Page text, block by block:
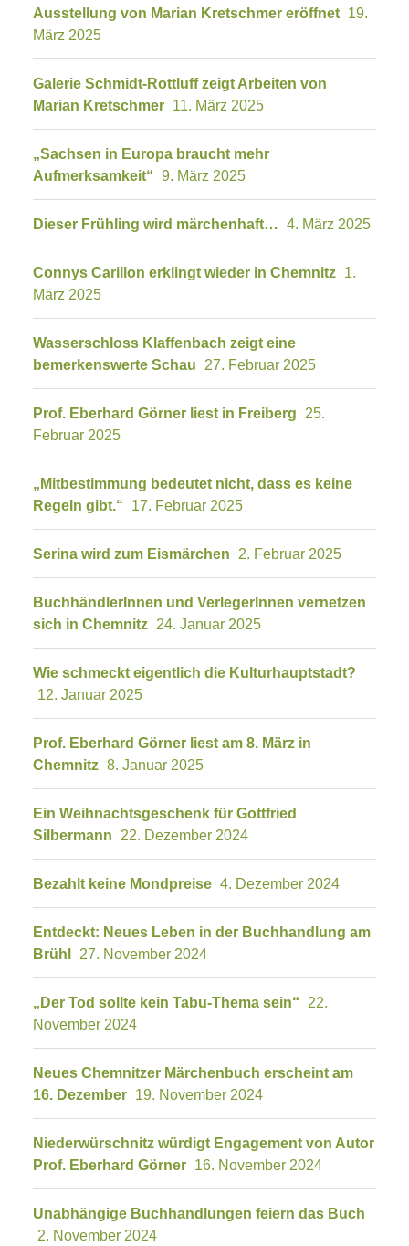
Ausstellung von Marian Kretschmer eröffnet 19.
März 2025
Galerie Schmidt-Rottluff zeigt Arbeiten von
Marian Kretschmer 11. März 2025
„Sachsen in Europa braucht mehr
Aufmerksamkeit“ 9. März 2025
Dieser Frühling wird märchenhaft… 4. März 2025
Connys Carillon erklingt wieder in Chemnitz 1.
März 2025
Wasserschloss Klaffenbach zeigt eine
bemerkenswerte Schau
27. Februar 2025
Prof. Eberhard Görner liest in Freiberg
25.
Februar 2025
„Mitbestimmung bedeutet nicht, dass es keine
Regeln gibt.“
17. Februar 2025
Serina wird zum Eismärchen 2. Februar 2025
BuchhändlerInnen und VerlegerInnen vernetzen
sich in Chemnitz 24. Januar 2025
Wie schmeckt eigentlich die Kulturhauptstadt?
12. Januar 2025
Prof. Eberhard Görner liest am 8. März in
Chemnitz 8. Januar 2025
Ein Weihnachtsgeschenk für Gottfried
Silbermann
22. Dezember 2024
Bezahlt keine Mondpreise 4. Dezember 2024
Entdeckt: Neues Leben in der Buchhandlung am
Brühl 27. November 2024
„Der Tod sollte kein Tabu-Thema sein“
22.
November 2024
Neues Chemnitzer Märchenbuch erscheint am
16. Dezember 19. November 2024
Niederwürschnitz würdigt Engagement von Autor
Prof. Eberhard Görner 16. November 2024
Unabhängige Buchhandlungen feiern das Buch
2. November 2024